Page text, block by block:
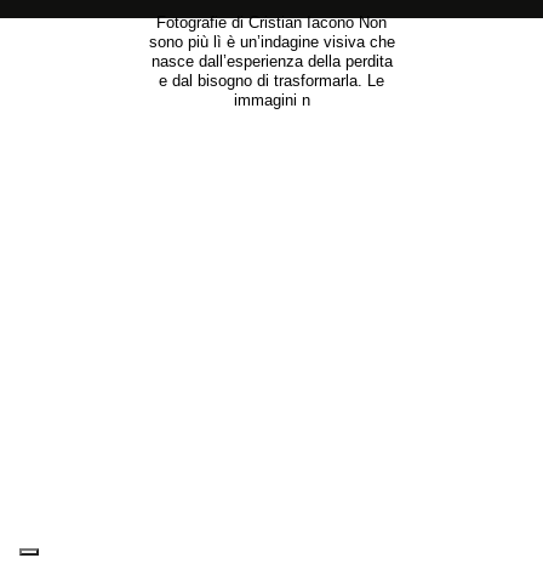
Fotografie di Cristian Iacono Non
sono più lì è un’indagine visiva che
nasce dall’esperienza della perdita
e dal bisogno di trasformarla. Le
immagini n